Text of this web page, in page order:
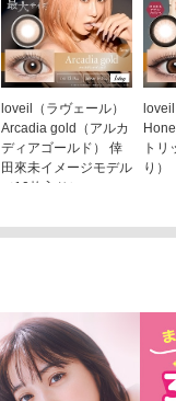
loveil（ラヴェール）
Arcadia gold（アルカ
ディアゴールド） 倖
田來未イメージモデル
（10枚入り）
トリ
り）